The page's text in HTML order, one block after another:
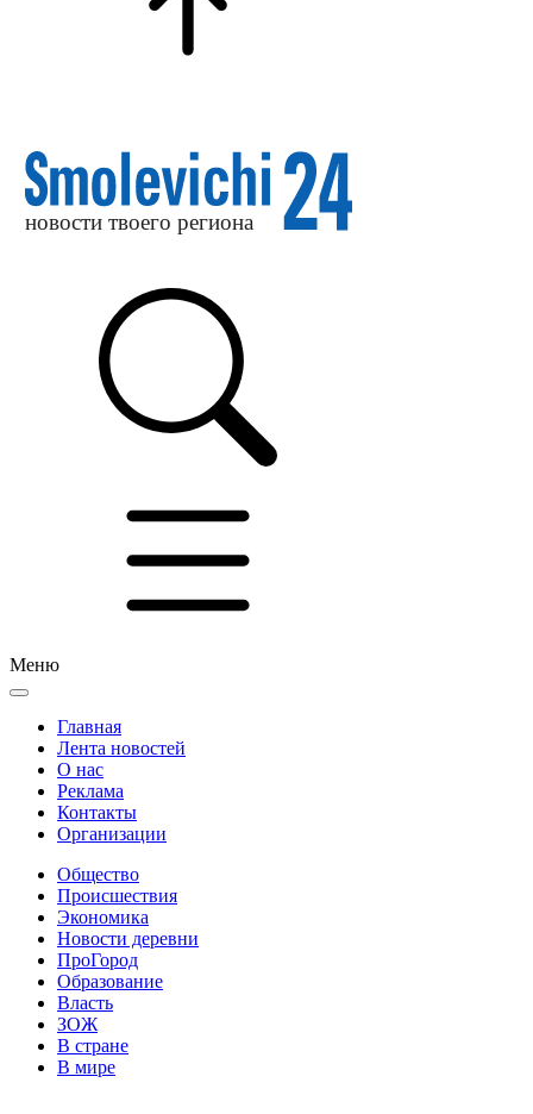
Меню
Главная
Лента новостей
О нас
Реклама
Контакты
Организации
Общество
Происшествия
Экономика
Новости деревни
ПроГород
Образование
Власть
ЗОЖ
В стране
В мире